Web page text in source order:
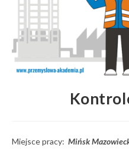
Miejsce pracy: Mińsk